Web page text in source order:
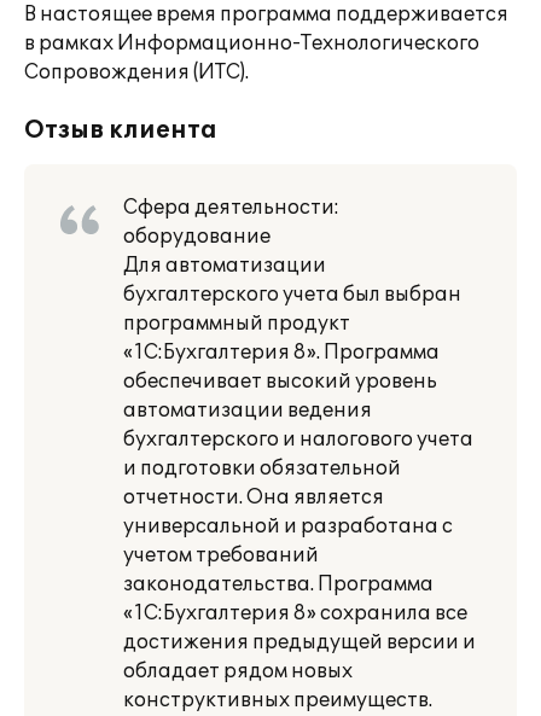
В настоящее время программа поддерживается
в рамках Информационно-Технологического
Сопровождения (ИТС).
Отзыв клиента
Сфера деятельности:
оборудование
Для автоматизации
бухгалтерского учета был выбран
программный продукт
«1С:Бухгалтерия 8». Программа
обеспечивает высокий уровень
автоматизации ведения
бухгалтерского и налогового учета
и подготовки обязательной
отчетности. Она является
универсальной и разработана с
учетом требований
законодательства. Программа
«1С:Бухгалтерия 8» сохранила все
достижения предыдущей версии и
обладает рядом новых
конструктивных преимуществ.